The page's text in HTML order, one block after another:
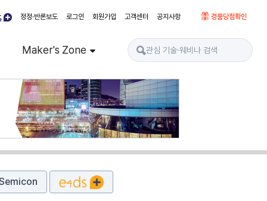
정정·반론보도 로그인 회원가입 고객센터 공지사항 경품당첨확인
Maker's Zone